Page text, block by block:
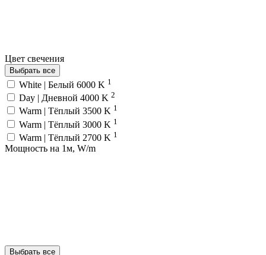
Цвет свечения
Выбрать все
White | Белый 6000 K 1
Day | Дневной 4000 K 2
Warm | Тёплый 3500 K 1
Warm | Тёплый 3000 K 1
Warm | Тёплый 2700 K 1
Мощность на 1м, W/m
Выбрать все